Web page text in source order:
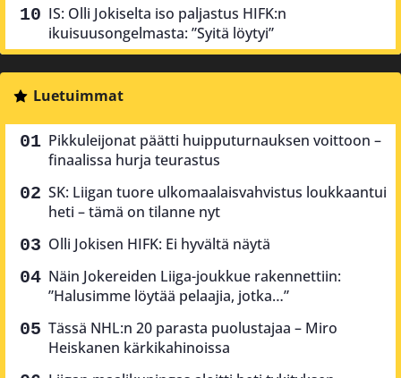
IS: Olli Jokiselta iso paljastus HIFK:n
ikuisuusongelmasta: ”Syitä löytyi”
Luetuimmat
Pikkuleijonat päätti huipputurnauksen voittoon –
finaalissa hurja teurastus
SK: Liigan tuore ulkomaalaisvahvistus loukkaantui
heti – tämä on tilanne nyt
Olli Jokisen HIFK: Ei hyvältä näytä
Näin Jokereiden Liiga-joukkue rakennettiin:
”Halusimme löytää pelaajia, jotka…”
Tässä NHL:n 20 parasta puolustajaa – Miro
Heiskanen kärkikahinoissa